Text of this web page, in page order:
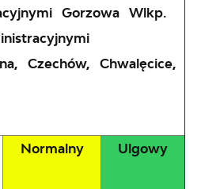
Gorzowa Wlkp.
Czechów, Chwalęcice,
Normalny Ulgowy